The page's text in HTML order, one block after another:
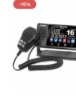
-10%